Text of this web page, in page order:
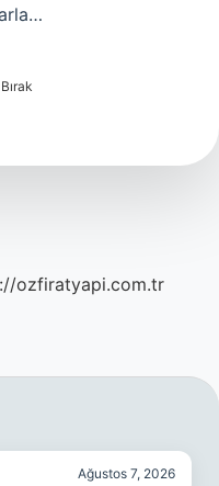
ozfiratyapi.com.tr
Ağustos 7, 2026